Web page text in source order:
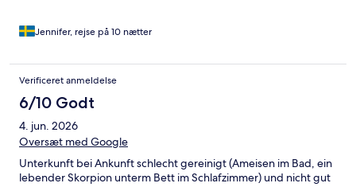
Jennifer, rejse på 10 nætter
Verificeret anmeldelse
6/10 Godt
4. jun. 2026
Oversæt med Google
Unterkunft bei Ankunft schlecht gereinigt (Ameisen im Bad, ein
lebender Skorpion unterm Bett im Schlafzimmer) und nicht gut